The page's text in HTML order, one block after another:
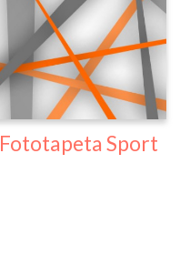
Fototapeta Sport